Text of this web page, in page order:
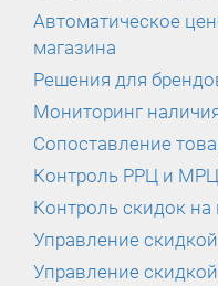
Автоматическое
магазина
Решения для
Мониторинг
Сопоставление
Контроль РРЦ и МРЦ
Контроль скидок на
Управление
Управление